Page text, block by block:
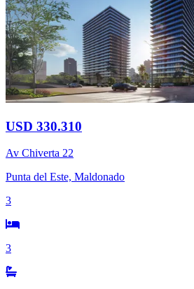
USD 330.310
Av Chiverta 22
Punta del Este, Maldonado
3
3